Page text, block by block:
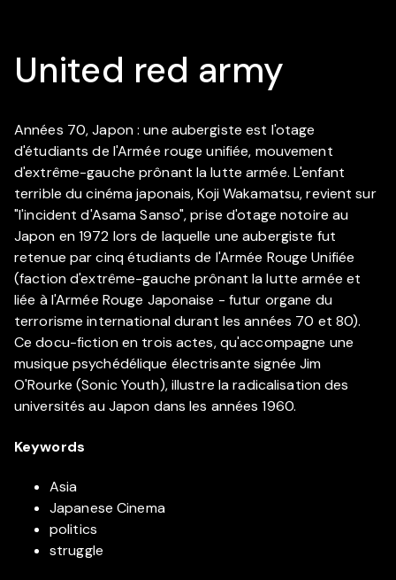
United red army
Années 70, Japon : une aubergiste est l'otage
d'étudiants de l'Armée rouge unifiée, mouvement
d'extrême-gauche prônant la lutte armée. L'enfant
terrible du cinéma japonais, Koji Wakamatsu, revient sur
"l'incident d'Asama Sanso", prise d'otage notoire au
Japon en 1972 lors de laquelle une aubergiste fut
retenue par cinq étudiants de l'Armée Rouge Unifiée
(faction d'extrême-gauche prônant la lutte armée et
liée à l'Armée Rouge Japonaise - futur organe du
terrorisme international durant les années 70 et 80).
Ce docu-fiction en trois actes, qu'accompagne une
musique psychédélique électrisante signée Jim
O'Rourke (Sonic Youth), illustre la radicalisation des
universités au Japon dans les années 1960.
Keywords
Asia
Japanese Cinema
politics
struggle